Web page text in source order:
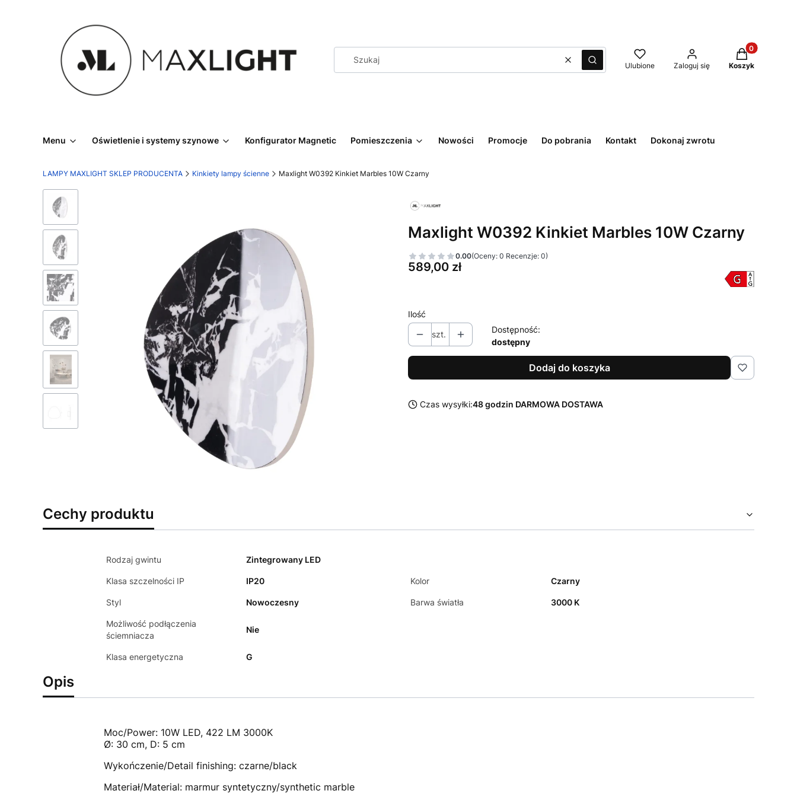
WyczyśćSzukaj Ulubione Zaloguj się
Produkty w
Koszyk
Menu Oświetlenie i systemy szynowe Konfigurator Magnetic Pomieszczenia Nowości Promocje Do pobrania Kontakt Dokonaj zwrotu
LAMPY MAXLIGHT SKLEP PRODUCENTA Kinkiety lampy ścienne Maxlight W0392 Kinkiet Marbles 10W Czarny
Maxlight W0392 Kinkiet Marbles 10W Czarny
0.00(Oceny: 0 Recenzje: 0)
Cena
589,00 zł
Ilość
szt.
Dostępność:
dostępny
Dodaj do koszyka
Czas wysyłki:48 godzin DARMOWA DOSTAWA
Cechy produktu
Rodzaj gwintu Zintegrowany LED
Klasa szczelności IP IP20 Kolor Czarny
Styl Nowoczesny Barwa światła 3000 K
Możliwość podłączenia
ściemniacza
Nie
Klasa energetyczna G
Opis
Moc/Power: 10W LED, 422 LM 3000K
Ø: 30 cm, D: 5 cm
Wykończenie/Detail finishing: czarne/black
Materiał/Material: marmur syntetyczny/synthetic marble